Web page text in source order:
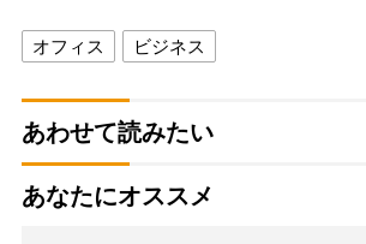
オフィス ビジネス
あわせて読みたい
あなたにオススメ